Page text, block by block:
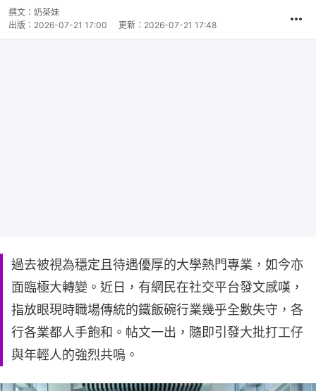
撰文： 奶茶妹
出版： 2026-07-21 17:00 更新： 2026-07-21 17:48
過去被視為穩定且待遇優厚的大學熱門專業，如今亦
面臨極大轉變。近日，有網民在社交平台發文感嘆，
指放眼現時職場傳統的鐵飯碗行業幾乎全數失守，各
行各業都人手飽和。帖文一出，隨即引發大批打工仔
與年輕人的強烈共鳴。